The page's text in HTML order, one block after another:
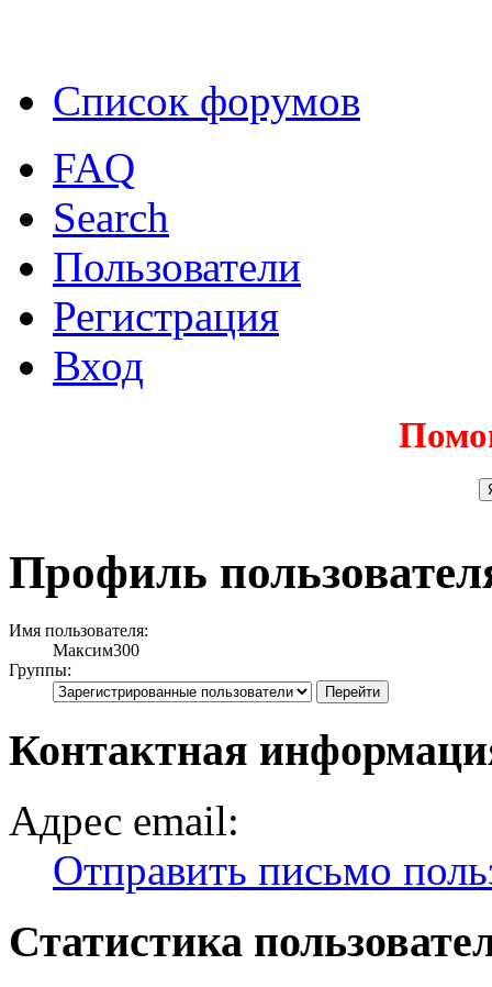
Список форумов
FAQ
Search
Пользователи
Регистрация
Вход
Профиль
Имя пользователя:
Максим300
Группы:
Контактная
Адрес email:
Отправить письмо
Статистика